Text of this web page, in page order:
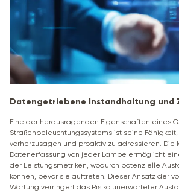
Datengetriebene Instandhaltung und
Eine der herausragenden Eigenschaften eines
Straßenbeleuchtungssystems ist seine
vorherzusagen und proaktiv zu adressieren. Die
Datenerfassung von jeder Lampe ermöglicht
der Leistungsmetriken, wodurch potenzielle
können, bevor sie auftreten. Dieser Ansatz der
Wartung verringert das Risiko unerwarteter